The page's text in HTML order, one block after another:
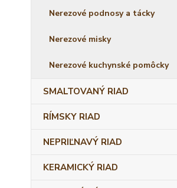
Nerezové podnosy a tácky
Nerezové misky
Nerezové kuchynské pomôcky
SMALTOVANÝ RIAD
RÍMSKY RIAD
NEPRIĽNAVÝ RIAD
KERAMICKÝ RIAD